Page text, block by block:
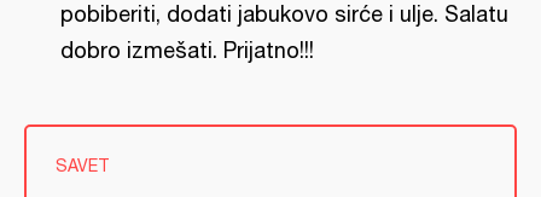
pobiberiti, dodati jabukovo sirće i ulje. Salatu
dobro izmešati. Prijatno!!!
SAVET